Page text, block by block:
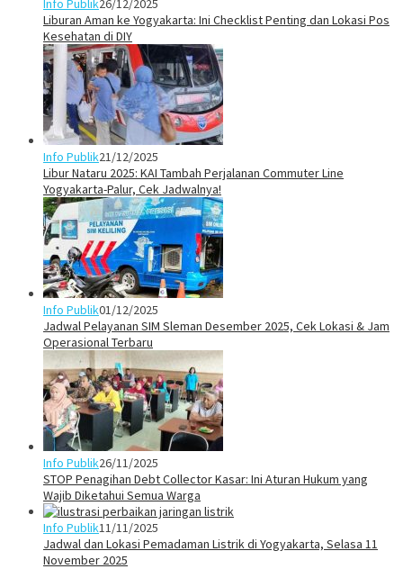
Info Publik26/12/2025
Liburan Aman ke Yogyakarta: Ini Checklist Penting dan Lokasi Pos
Kesehatan di DIY
Info Publik21/12/2025
Libur Nataru 2025: KAI Tambah Perjalanan Commuter Line
Yogyakarta-Palur, Cek Jadwalnya!
Info Publik01/12/2025
Jadwal Pelayanan SIM Sleman Desember 2025, Cek Lokasi & Jam
Operasional Terbaru
Info Publik26/11/2025
STOP Penagihan Debt Collector Kasar: Ini Aturan Hukum yang
Wajib Diketahui Semua Warga
Info Publik11/11/2025
Jadwal dan Lokasi Pemadaman Listrik di Yogyakarta, Selasa 11
November 2025